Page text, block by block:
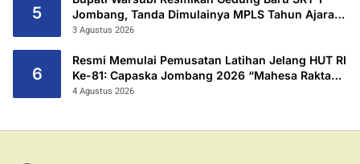
5
Jombang, Tanda Dimulainya MPLS Tahun Ajaran
2026/2027
3 Agustus 2026
6
Resmi Memulai Pemusatan Latihan Jelang HUT RI
Ke-81: Capaska Jombang 2026 “Mahesa Rakta
Garuda Yudha”.
4 Agustus 2026